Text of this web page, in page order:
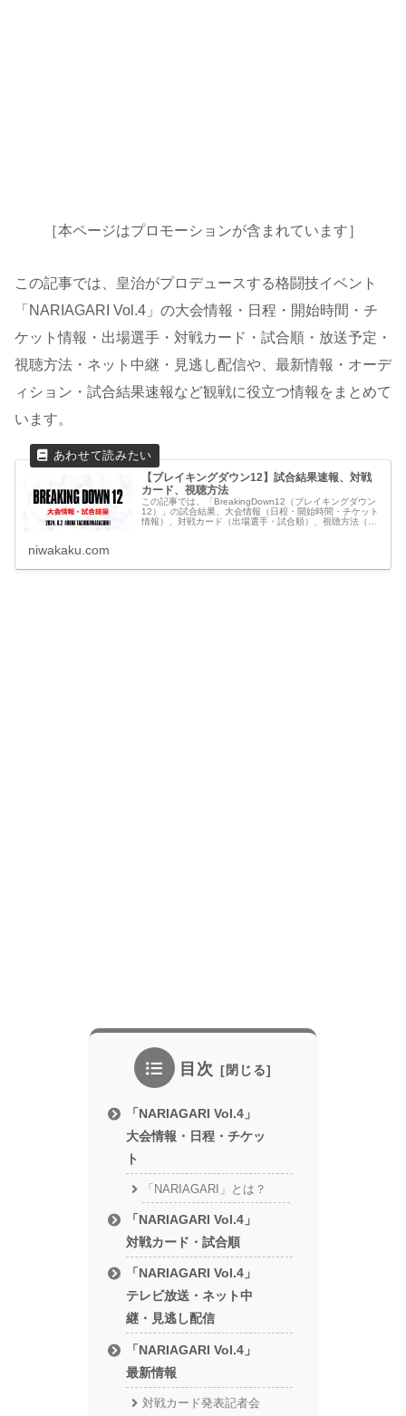
［本ページはプロモーションが含まれています］
この記事では、皇治がプロデュースする格闘技イベント
「NARIAGARI Vol.4」の大会情報・日程・開始時間・チ
ケット情報・出場選手・対戦カード・試合順・放送予定・
視聴方法・ネット中継・見逃し配信や、最新情報・オーデ
ィション・試合結果速報など観戦に役立つ情報をまとめて
います。
【ブレイキングダウン12】試合結果速報、対戦
カード、視聴方法
この記事では、「BreakingDown12（ブレイキングダウン
12）」の試合結果、大会情報（日程・開始時間・チケット
情報）、対戦カード（出場選手・試合順）、視聴方法（ラ
niwakaku.com
目次
「NARIAGARI Vol.4」
大会情報・日程・チケッ
ト
「NARIAGARI」とは？
「NARIAGARI Vol.4」
対戦カード・試合順
「NARIAGARI Vol.4」
テレビ放送・ネット中
継・見逃し配信
「NARIAGARI Vol.4」
最新情報
対戦カード発表記者会